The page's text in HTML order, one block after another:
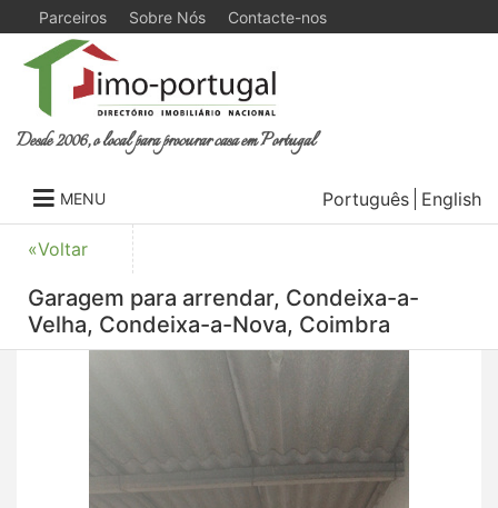
Parceiros Sobre Nós Contacte-nos
Desde 2006, o local para procurar casa em Portugal
MENU Português English
«Voltar
Garagem para arrendar, Condeixa-a-
Velha, Condeixa-a-Nova, Coimbra